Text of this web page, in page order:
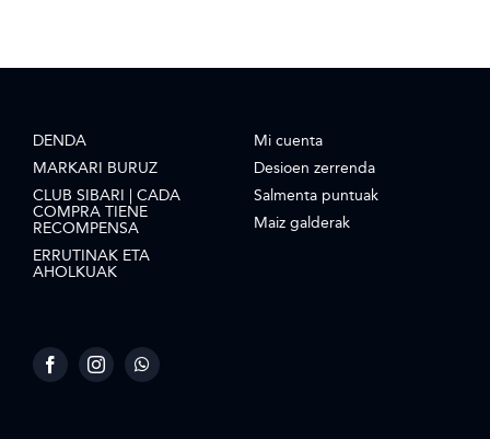
DENDA
MARKARI BURUZ
CLUB SIBARI | CADA
COMPRA TIENE
RECOMPENSA
ERRUTINAK ETA
AHOLKUAK
Mi cuenta
Desioen zerrenda
Salmenta puntuak
Maiz galderak